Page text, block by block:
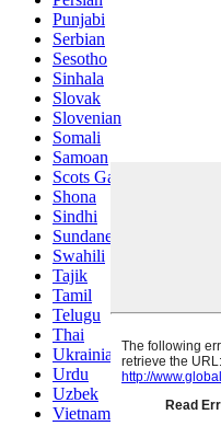
Punjabi
Serbian
Sesotho
Sinhala
Slovak
Slovenian
Somali
Samoan
Scots Gaelic
Shona
Sindhi
Sundanese
Swahili
Tajik
Tamil
Telugu
Thai
Ukrainian
Urdu
Uzbek
Vietnamese